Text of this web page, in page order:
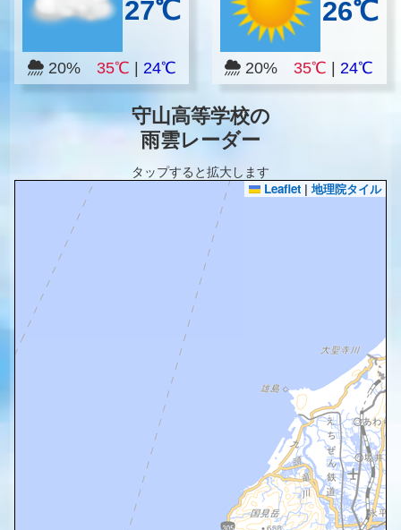
27℃
20% 35℃ 24℃
26℃
20%35℃ |24℃
守山高等学校の
雨雲レーダー
タップすると拡大します
Leaflet | 地理院タイル